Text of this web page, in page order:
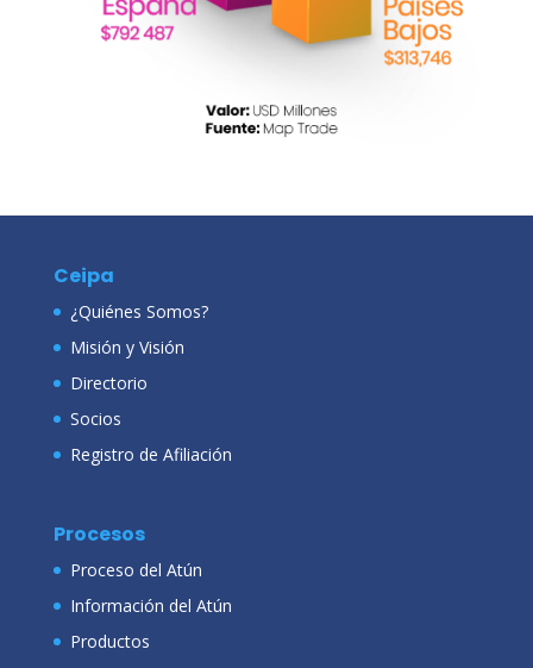
Ceipa
¿Quiénes Somos?
Misión y Visión
Directorio
Socios
Registro de Afiliación
Procesos
Proceso del Atún
Información del Atún
Productos